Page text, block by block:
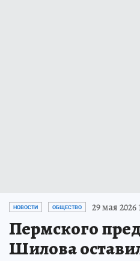
НОВОСТИ ОБЩЕСТВО 29 мая 2026
Пермского
Шилова